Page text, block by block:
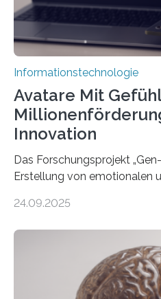
Informationstechnologie
Avatare Mit
Innovation
Das Forschungsprojekt
Erstellung von emotionalen
Förderung in Höhe von rund
der MindPort GmbH eine
Lösung zur Erzeugung von
Avatare. Gen-AIvatar
24.09.2025